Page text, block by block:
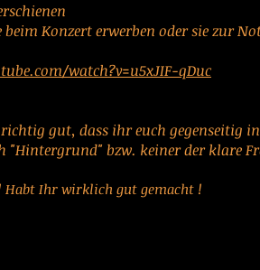
Konzert erwerben oder sie zur
watch?v=u5xJIF-qDuc
gut, dass ihr euch gegenseitig
bzw. keiner der klare
Ihr wirklich gut gemacht !